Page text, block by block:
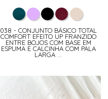
038 - CONJUNTO BÁSICO TOTAL
COMFORT EFEITO UP FRANZIDO
ENTRE BOJOS COM BASE EM
ESPUMA E CALCINHA COM PALA
LARGA ...